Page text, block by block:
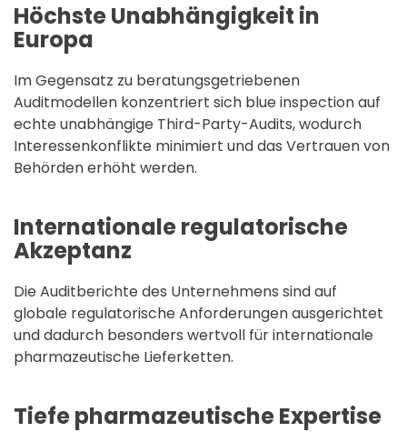
Höchste Unabhängigkeit in
Europa
Im Gegensatz zu beratungsgetriebenen
Auditmodellen konzentriert sich blue inspection auf
echte unabhängige Third-Party-Audits, wodurch
Interessenkonflikte minimiert und das Vertrauen von
Behörden erhöht werden.
Internationale regulatorische
Akzeptanz
Die Auditberichte des Unternehmens sind auf
globale regulatorische Anforderungen ausgerichtet
und dadurch besonders wertvoll für internationale
pharmazeutische Lieferketten.
Tiefe pharmazeutische Expertise